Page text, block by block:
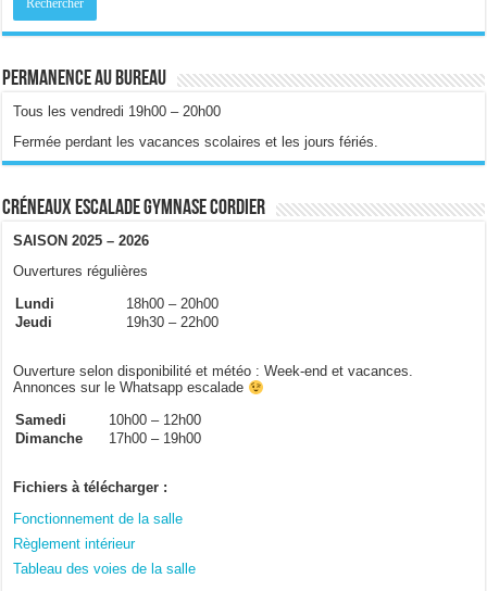
Permanence au bureau
Tous les vendredi 19h00 – 20h00
Fermée perdant les vacances scolaires et les jours fériés.
Créneaux escalade gymnase Cordier
SAISON 2025 – 2026
Ouvertures régulières
Lundi
18h00 – 20h00
Jeudi
19h30 – 22h00
Ouverture selon disponibilité et météo : Week-end et vacances.
Annonces sur le Whatsapp escalade
Samedi
10h00 – 12h00
Dimanche
17h00 – 19h00
Fichiers à télécharger :
Fonctionnement de la salle
Règlement intérieur
Tableau des voies de la salle